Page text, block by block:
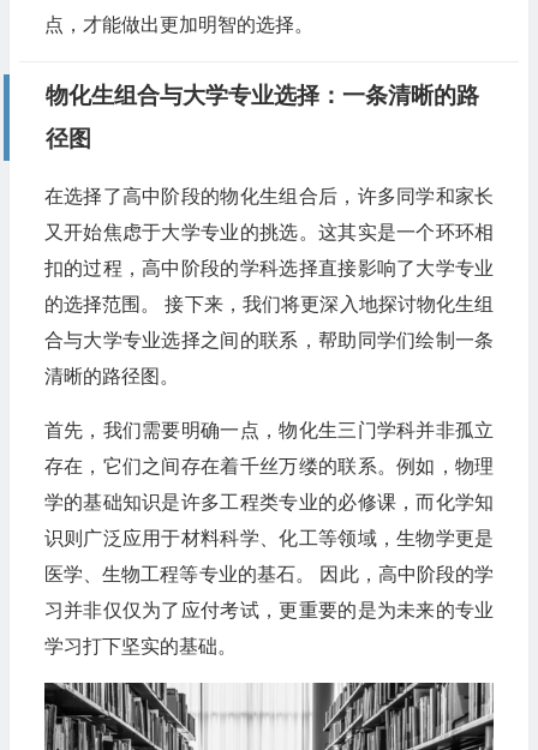
点，才能做出更加明智的选择。
物化生组合与大学专业选择：一条清晰的路
径图
在选择了高中阶段的物化生组合后，许多同学和家长
又开始焦虑于大学专业的挑选。这其实是一个环环相
扣的过程，高中阶段的学科选择直接影响了大学专业
的选择范围。 接下来，我们将更深入地探讨物化生组
合与大学专业选择之间的联系，帮助同学们绘制一条
清晰的路径图。
首先，我们需要明确一点，物化生三门学科并非孤立
存在，它们之间存在着千丝万缕的联系。例如，物理
学的基础知识是许多工程类专业的必修课，而化学知
识则广泛应用于材料科学、化工等领域，生物学更是
医学、生物工程等专业的基石。 因此，高中阶段的学
习并非仅仅为了应付考试，更重要的是为未来的专业
学习打下坚实的基础。